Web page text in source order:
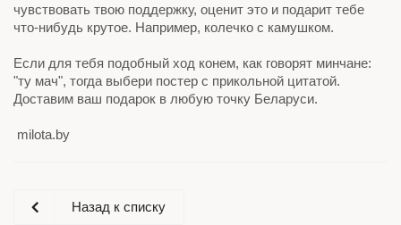
чувствовать твою поддержку, оценит это и подарит тебе
что-нибудь крутое. Например, колечко с камушком.
Если для тебя подобный ход конем, как говорят минчане:
"ту мач", тогда выбери постер с прикольной цитатой.
Доставим ваш подарок в любую точку Беларуси.
milota.by
Назад к списку